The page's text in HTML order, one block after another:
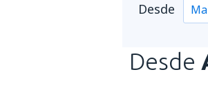
Desde
Desde